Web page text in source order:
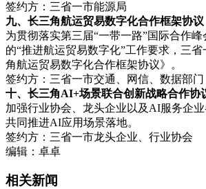
签约方：三省一市能源局
九、长三角航运贸易数字化合作框架协议
为贯彻落实第三届“一带一路”国际合作
的“推进航运贸易数字化”工作要求，三
角航运贸易数字化合作框架协议》。
签约方：三省一市交通、网信、数据部门
十、长三角AI+场景联合创新战略合作协
加强行业协会、龙头企业以及AI服务企业
共同推进AI应用场景落地。
签约方：三省一市龙头企业、行业协会
编辑：卓卓
相关新闻